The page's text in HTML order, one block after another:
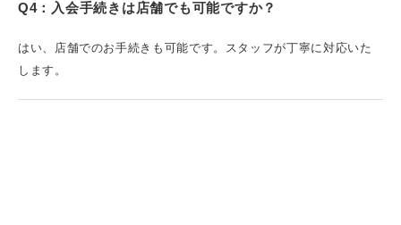
Q4：入会手続きは店舗でも可能ですか？
はい、店舗でのお手続きも可能です。スタッフが丁寧に対応いた
します。